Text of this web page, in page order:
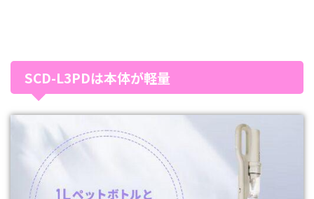
SCD-L3PDは本体が軽量